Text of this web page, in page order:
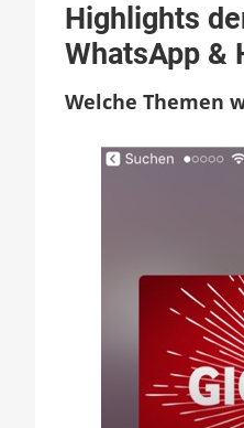
Highlights
WhatsApp &
Welche Themen